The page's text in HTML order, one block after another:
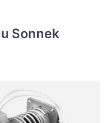
Sonnek